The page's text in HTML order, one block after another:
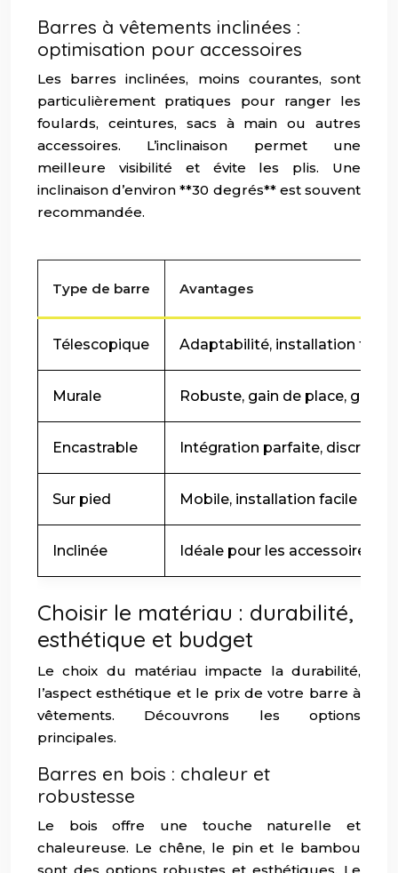
Barres à vêtements inclinées :
optimisation pour accessoires
Les barres inclinées, moins courantes, sont
particulièrement pratiques pour ranger les
foulards, ceintures, sacs à main ou autres
accessoires. L’inclinaison permet une
meilleure visibilité et évite les plis. Une
inclinaison d’environ **30 degrés** est souvent
recommandée.
Type de barre Avantages
Télescopique Adaptabilité, installation facile
Murale Robuste, gain de place,
Encastrable Intégration parfaite, discrète
Sur pied Mobile, installation facile
Inclinée Idéale pour les accessoires
Choisir le matériau : durabilité,
esthétique et budget
Le choix du matériau impacte la durabilité,
l’aspect esthétique et le prix de votre barre à
vêtements. Découvrons les options
principales.
Barres en bois : chaleur et
robustesse
Le bois offre une touche naturelle et
chaleureuse. Le chêne, le pin et le bambou